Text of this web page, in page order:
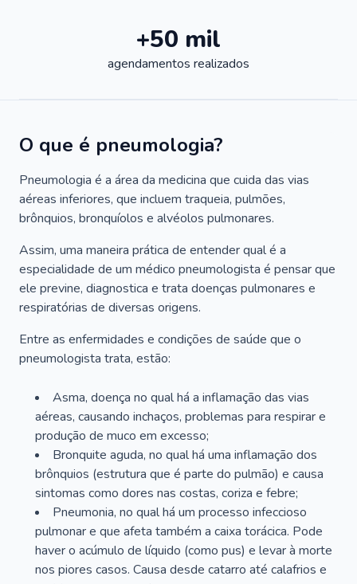
+50 mil
agendamentos realizados
O que é pneumologia?
Pneumologia é a área da medicina que cuida das vias
aéreas inferiores, que incluem traqueia, pulmões,
brônquios, bronquíolos e alvéolos pulmonares.
Assim, uma maneira prática de entender qual é a
especialidade de um médico pneumologista é pensar que
ele previne, diagnostica e trata doenças pulmonares e
respiratórias de diversas origens.
Entre as enfermidades e condições de saúde que o
pneumologista trata, estão:
Asma, doença no qual há a inflamação das vias
aéreas, causando inchaços, problemas para respirar e
produção de muco em excesso;
Bronquite aguda, no qual há uma inflamação dos
brônquios (estrutura que é parte do pulmão) e causa
sintomas como dores nas costas, coriza e febre;
Pneumonia, no qual há um processo infeccioso
pulmonar e que afeta também a caixa torácica. Pode
haver o acúmulo de líquido (como pus) e levar à morte
nos piores casos. Causa desde catarro até calafrios e